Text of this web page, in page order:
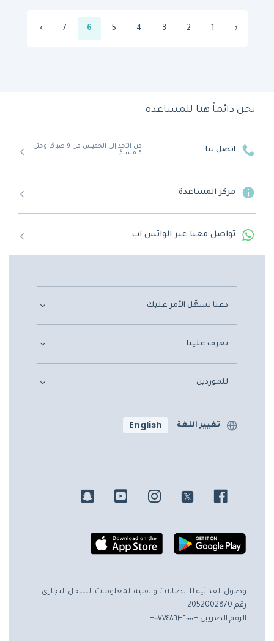
‹
1
2
3
4
5
6
7
›
نحن دائماً هنا للمساعدة
اتصل بنا
من الأحد إلى الخميس من 9 صباحًا وحتى
5 مساءً
مركز المساعدة
تواصل معنا عبر الواتس اب
دعنا نسهّل الأمر عليك
تعرف علينا
للموردين
تغيير اللغة English
وصول الغذائية للاتصالات و تقنية المعلومات السجل التجاري
رقم 2052002870
الرقم الضريبي ٣٠٠٧٧٤٨٦٣٢٠٠٠٠٣